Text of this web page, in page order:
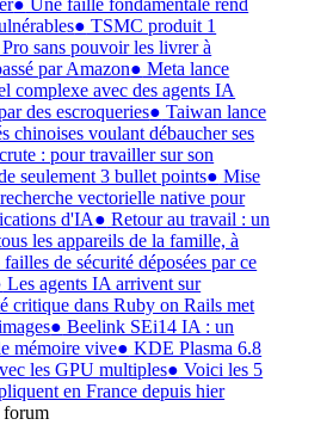
●Une faille fondamentale rend
●TSMC produit 1
sans pouvoir les livrer à
par Amazon●Meta lance
complexe avec des agents IA
des escroqueries●Taiwan lance
chinoises voulant débaucher ses
: pour travailler sur son
seulement 3 bullet points●Mise
vectorielle native pour
d'IA●Retour au travail : un
les appareils de la famille, à
de sécurité déposées par ce
Les agents IA arrivent sur
critique dans Ruby on Rails met
●Beelink SEi14 IA : un
mémoire vive●KDE Plasma 6.8
les GPU multiples●Voici les 5
en France depuis hier
forum